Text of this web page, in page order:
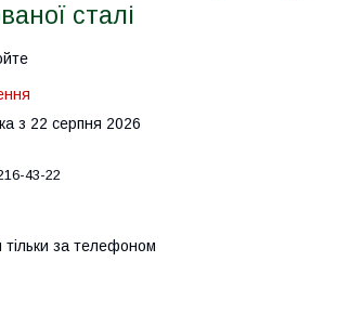
сталі
з 22 серпня 2026
43-22
за телефоном